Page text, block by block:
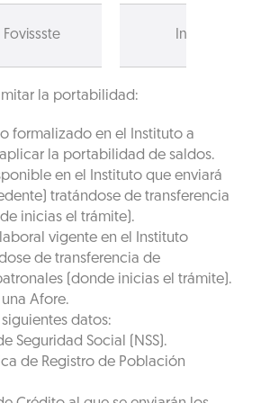
Fovissste Infonavit
la portabilidad:
formalizado en el Instituto a
la portabilidad de saldos.
en el Instituto que enviará
tratándose de transferencia
inicias el trámite).
vigente en el Instituto
de transferencia de
(donde inicias el trámite).
Afore.
datos:
Seguridad Social (NSS).
de Registro de Población